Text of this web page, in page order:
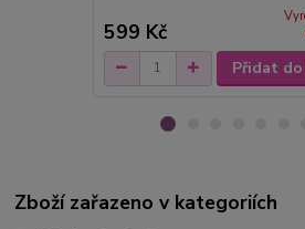
599 Kč
Přidat
Zboží zařazeno v kategoriích